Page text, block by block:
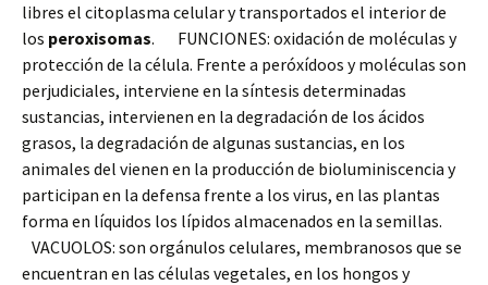
libres el citoplasma celular y transportados el interior de
los peroxisomas. FUNCIONES: oxidación de moléculas y
protección de la célula. Frente a peróxídoos y moléculas son
perjudiciales, interviene en la síntesis determinadas
sustancias, intervienen en la degradación de los ácidos
grasos, la degradación de algunas sustancias, en los
animales del vienen en la producción de bioluminiscencia y
participan en la defensa frente a los virus, en las plantas
forma en líquidos los lípidos almacenados en la semillas.
VACUOLOS: son orgánulos celulares, membranosos que se
encuentran en las células vegetales, en los hongos y